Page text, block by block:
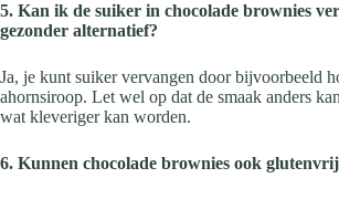
5. Kan ik de suiker in chocolade brownies
gezonder alternatief?
Ja, je kunt suiker vervangen door bijvoorbeeld
ahornsiroop. Let wel op dat de smaak anders
wat kleveriger kan worden.
6. Kunnen chocolade brownies ook